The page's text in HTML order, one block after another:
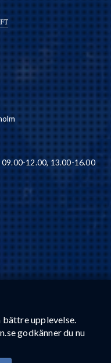
bättre upplevelse.
godkänner du nu
09.00-12.00, 13.00-16.00